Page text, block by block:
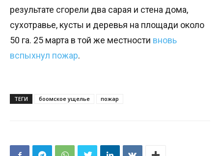
результате сгорели два сарая и стена дома,
сухотравье, кусты и деревья на площади около
50 га. 25 марта в той же местности вновь
вспыхнул пожар.
ТЕГИ боомское ущелье пожар